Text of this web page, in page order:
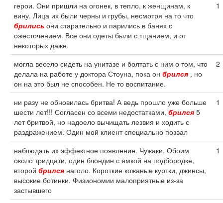
герои. Они пришли на огонек, в тепло, к женщинам, к
вину. Лица их были черны и грубы, несмотря на то что
брились они старательно и парились в банях с
ожесточением. Все они одеты были с тщанием, и от
некоторых даже
1
могла весело сидеть на унитазе и болтать с ним о том, что
делала на работе у доктора Стоуна, пока он брился , но
он на это был не способен. Не то воспитание.
2
ни разу не обновилась бритва! А ведь прошло уже больше
шести лет!!! Согласен со всеми недостатками, брился 5
лет бритвой, но надоело вычищать лезвия и ходить с
раздражением. Один мой клиент специально позвал
1
наблюдать их эффектное появление. Чужаки. Обоим
около тридцати, один блондин с ямкой на подбородке,
второй брился наголо. Короткие кожаные куртки, джинсы,
высокие ботинки. Физиономии малоприятные из-за
застывшего
1